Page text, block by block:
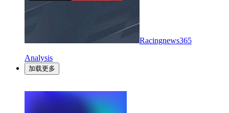
Racingnews365
Analysis
加载更多